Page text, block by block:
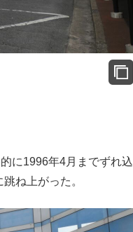
に1996年4月までずれ込
ね上がった。